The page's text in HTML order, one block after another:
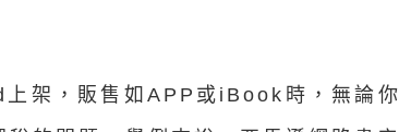
架，販售如APP或iBook時，無論你